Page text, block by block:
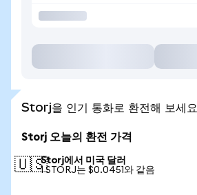
Storj을 인기 통화로 환전해 보세요
Storj 오늘의 환전 가격
🇺🇸Storj에서 미국 달러
1 STORJ는 $0.0451와 같음